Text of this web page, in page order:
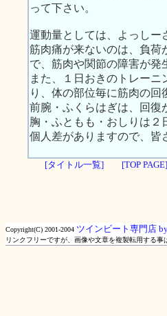
って下さい。
運動量としては、よっしー
筋肉痛が来ないのは、負荷
で、筋肉や関節の障害が発
また、１日おきのトレー
り、体の部位毎に筋肉の回
前腕・ふくらはぎは、回復
胸・ふともも・おしりは
個人差がありますので、皆
[タイトル一覧] [TOP PAGE]
Copyright(C) 2001-2004 ツインビート専門店
リンクフリーですが、画像や文章を複製転用する事